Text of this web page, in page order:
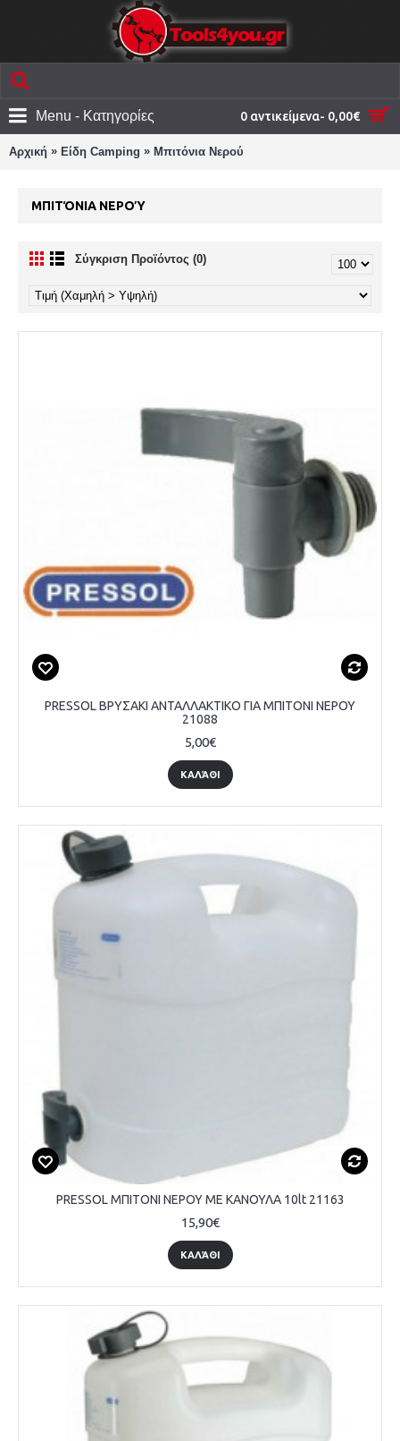
0 αντικείμενα- 0,00€
Menu - Κατηγορίες
Αρχική » Είδη Camping » Μπιτόνια Νερού
ΜΠΙΤΌΝΙΑ ΝΕΡΟΎ
Σύγκριση Προϊόντος (0)
PRESSOL ΒΡΥΣΑΚΙ ΑΝΤΑΛΛΑΚΤΙΚΟ ΓΙΑ ΜΠΙΤΟΝΙ ΝΕΡΟΥ
21088
5,00€
ΚΑΛΆΘΙ
PRESSOL ΜΠΙΤΟΝΙ ΝΕΡΟΥ ΜΕ ΚΑΝΟΥΛΑ 10lt 21163
15,90€
ΚΑΛΆΘΙ